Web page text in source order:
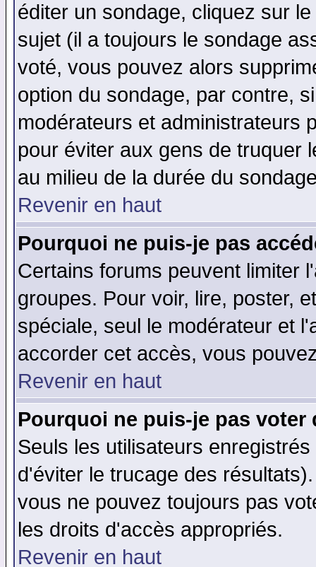
éditer un sondage, cliquez sur
sujet (il a toujours le sondage
voté, vous pouvez alors
option du sondage, par contre,
modérateurs et administrateurs
pour éviter aux gens de truquer
au milieu de la durée du
Revenir en haut
Pourquoi ne puis-je pas
Certains forums peuvent limiter
groupes. Pour voir, lire, poster,
spéciale, seul le modérateur et
accorder cet accès, vous
Revenir en haut
Pourquoi ne puis-je pas voter
Seuls les utilisateurs
d'éviter le trucage des
vous ne pouvez toujours pas
les droits d'accès appropriés.
Revenir en haut